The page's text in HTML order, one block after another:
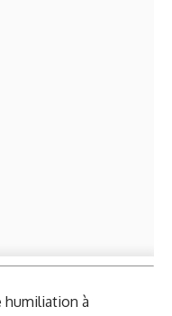
humiliation à